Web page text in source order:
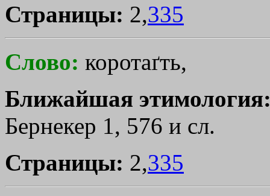
Страницы: 2,335
Слово: коротаґть,
Ближайшая
Бернекер 1, 576 и сл.
Страницы: 2,335